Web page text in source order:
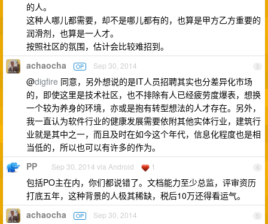
的人。
这种人哪儿都需要，却不是哪儿都有的，也算是甲方乙方重要的
润滑剂，也算是一人才。
按照社区的氛围，估计会比较难招到。
3
achaocha OP Sep 30, 2014
@digfire 同意，另外想说的是IT人员招聘其实也分差异化市场
的，即使这里是技术社区，也不排除有人已经疲劳度爆表，想换
一个较为养身的环境，亦或是抱有转型想法的人才存在。另外，
我一直认为软件行业的健康发展需要依附其他实体行业，建筑行
业就是其中之一，而且及时在如今这个年代，信息化程度也是相
当低的，所以也可以有许多的作为。
4
PP Sep 30, 2014 via Android 1
包括PO主在内，你们都说错了。文档能力至少总监，评审资历
打底五年，这种背景的人极其稀缺，税后10万还得看运气。
5
achaocha OP Sep 30, 2014